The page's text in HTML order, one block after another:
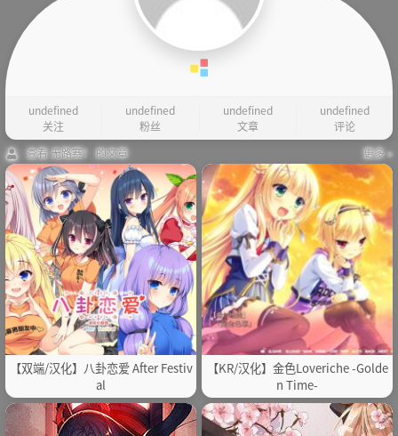
undefined
关注
undefined
粉丝
undefined
文章
undefined
评论
查看 无路赛！ 的文章
更多 »
【双端/汉化】八卦恋爱 After Festiv
al
【KR/汉化】金色Loveriche -Golde
n Time-